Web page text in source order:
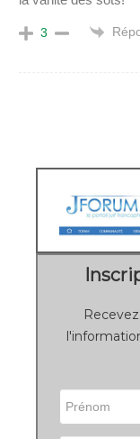
3